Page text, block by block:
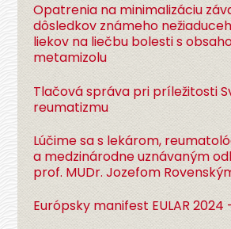
Opatrenia na minimalizáciu
dôsledkov známeho
liekov na liečbu bolesti s
metamizolu
Tlačová správa pri príležitosti
reumatizmu
Lúčime sa s lekárom,
a medzinárodne uznávaným
prof. MUDr. Jozefom
Európsky manifest EULAR 2024